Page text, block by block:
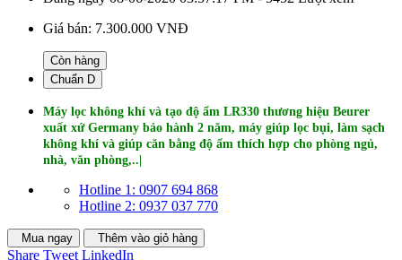
Giá bán: 7.300.000 VNĐ
Còn hàng
Chuẩn D
Máy lọc không khí và tạo độ ẩm LR330 thương hiệu Beurer
xuất xứ Germany bảo hành 2 năm, máy giúp lọc bụi, làm sạch
không khí và giúp căn bằng độ ẩm thích hợp cho phòng ngủ,
nhà, văn phòng,..|
Hotline 1: 0907 694 868
Hotline 2: 0937 037 770
Mua ngay Thêm vào giỏ hàng
Share Tweet LinkedIn